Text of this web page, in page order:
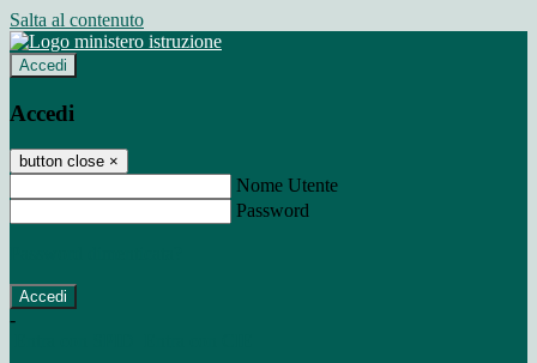
Salta al contenuto
Accedi
Accedi
button close ×
Nome Utente
Password
-